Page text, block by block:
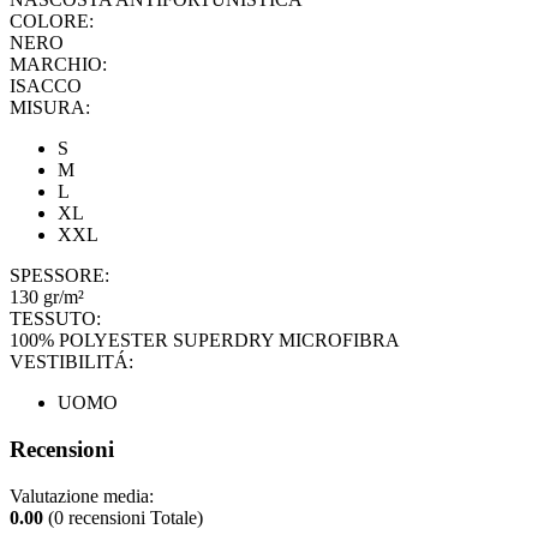
COLORE:
NERO
MARCHIO:
ISACCO
MISURA:
S
M
L
XL
XXL
SPESSORE:
130 gr/m²
TESSUTO:
100% POLYESTER SUPERDRY MICROFIBRA
VESTIBILITÁ:
UOMO
Recensioni
Valutazione media:
0.00 (0 recensioni Totale)